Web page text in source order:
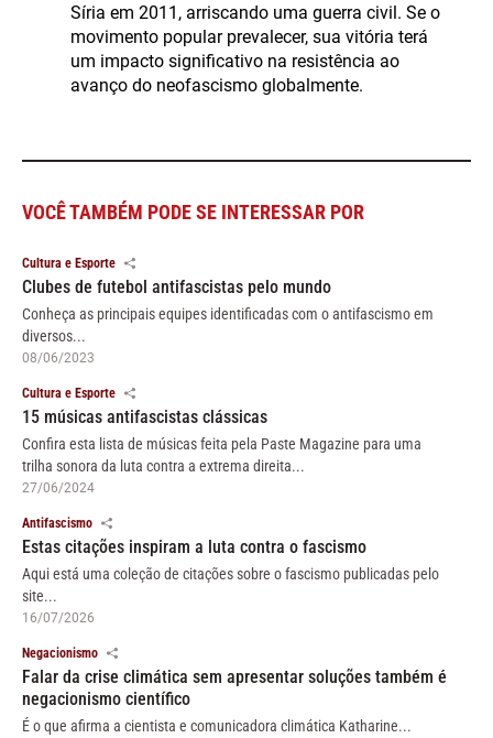
Síria em 2011, arriscando uma guerra civil. Se o
movimento popular prevalecer, sua vitória terá
um impacto significativo na resistência ao
avanço do neofascismo globalmente.
VOCÊ TAMBÉM PODE SE INTERESSAR POR
Cultura e Esporte
Clubes de futebol antifascistas pelo mundo
Conheça as principais equipes identificadas com o antifascismo em
diversos...
08/06/2023
Cultura e Esporte
15 músicas antifascistas clássicas
Confira esta lista de músicas feita pela Paste Magazine para uma
trilha sonora da luta contra a extrema direita...
27/06/2024
Antifascismo
Estas citações inspiram a luta contra o fascismo
Aqui está uma coleção de citações sobre o fascismo publicadas pelo
site...
16/07/2026
Negacionismo
Falar da crise climática sem apresentar soluções também é
negacionismo científico
É o que afirma a cientista e comunicadora climática Katharine...